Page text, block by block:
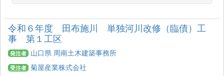
令和６年度 田布施川 単独河川改修（臨債）工
事 第１工区
発注者 山口県 周南土木建築事務所
受注者 菊屋産業株式会社